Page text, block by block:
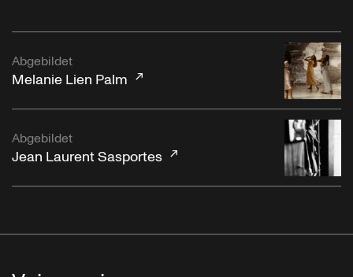
Abgebildet
Melanie Lien Palm
Abgebildet
Jean Laurent Sasportes